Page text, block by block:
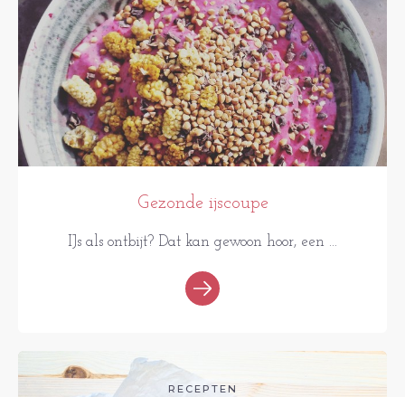
Gezonde ijscoupe
IJs als ontbijt? Dat kan gewoon hoor, een ...
RECEPTEN